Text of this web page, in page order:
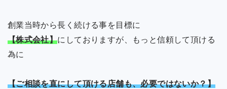
創業当時から長く続ける事を目標に
【株式会社】にしておりますが、もっと信頼して頂ける
為に
【ご相談を直にして頂ける店舗も、必要ではないか？】